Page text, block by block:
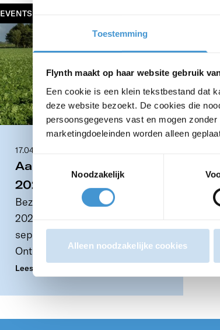
Toestemming
Flynth maakt op haar website gebruik
Een cookie is een klein tekstbestand dat
deze website bezoekt. De cookies die
persoonsgegevens vast en mogen
marketingdoeleinden worden alleen
Noodzakelijk
Alleen noodzakelijke cookies
EVENTS & WEBINARS
17.04.2026
Aardappeldemodag
2026 (25 jaar) |
Ontmoet Flynth in
Westmaas
Bezoek de Aardappeldemodag
2026 (jubileumeditie) op 2
september in Westmaas.
Ontdek innovaties en
verdieping in de
Lees meer